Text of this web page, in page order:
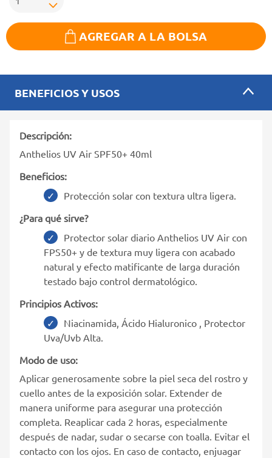
AGREGAR A LA BOLSA
BENEFICIOS Y USOS
Descripción:
Anthelios UV Air SPF50+ 40ml
Beneficios:
Protección solar con textura ultra ligera.
¿Para qué sirve?
Protector solar diario Anthelios UV Air con
FPS50+ y de textura muy ligera con acabado
natural y efecto matificante de larga duración
testado bajo control dermatológico.
Principios Activos:
Niacinamida, Ácido Hialuronico , Protector
Uva/Uvb Alta.
Modo de uso:
Aplicar generosamente sobre la piel seca del rostro y
cuello antes de la exposición solar. Extender de
manera uniforme para asegurar una protección
completa. Reaplicar cada 2 horas, especialmente
después de nadar, sudar o secarse con toalla. Evitar el
contacto con los ojos. En caso de contacto, enjuagar